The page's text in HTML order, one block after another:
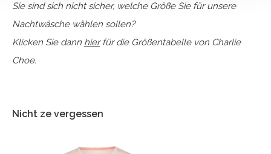
Sie sind sich nicht sicher, welche Größe Sie für unsere
Nachtwäsche wählen sollen?
Klicken Sie dann hierfür die Größentabelle von Charlie
Choe.
Nicht ze vergessen